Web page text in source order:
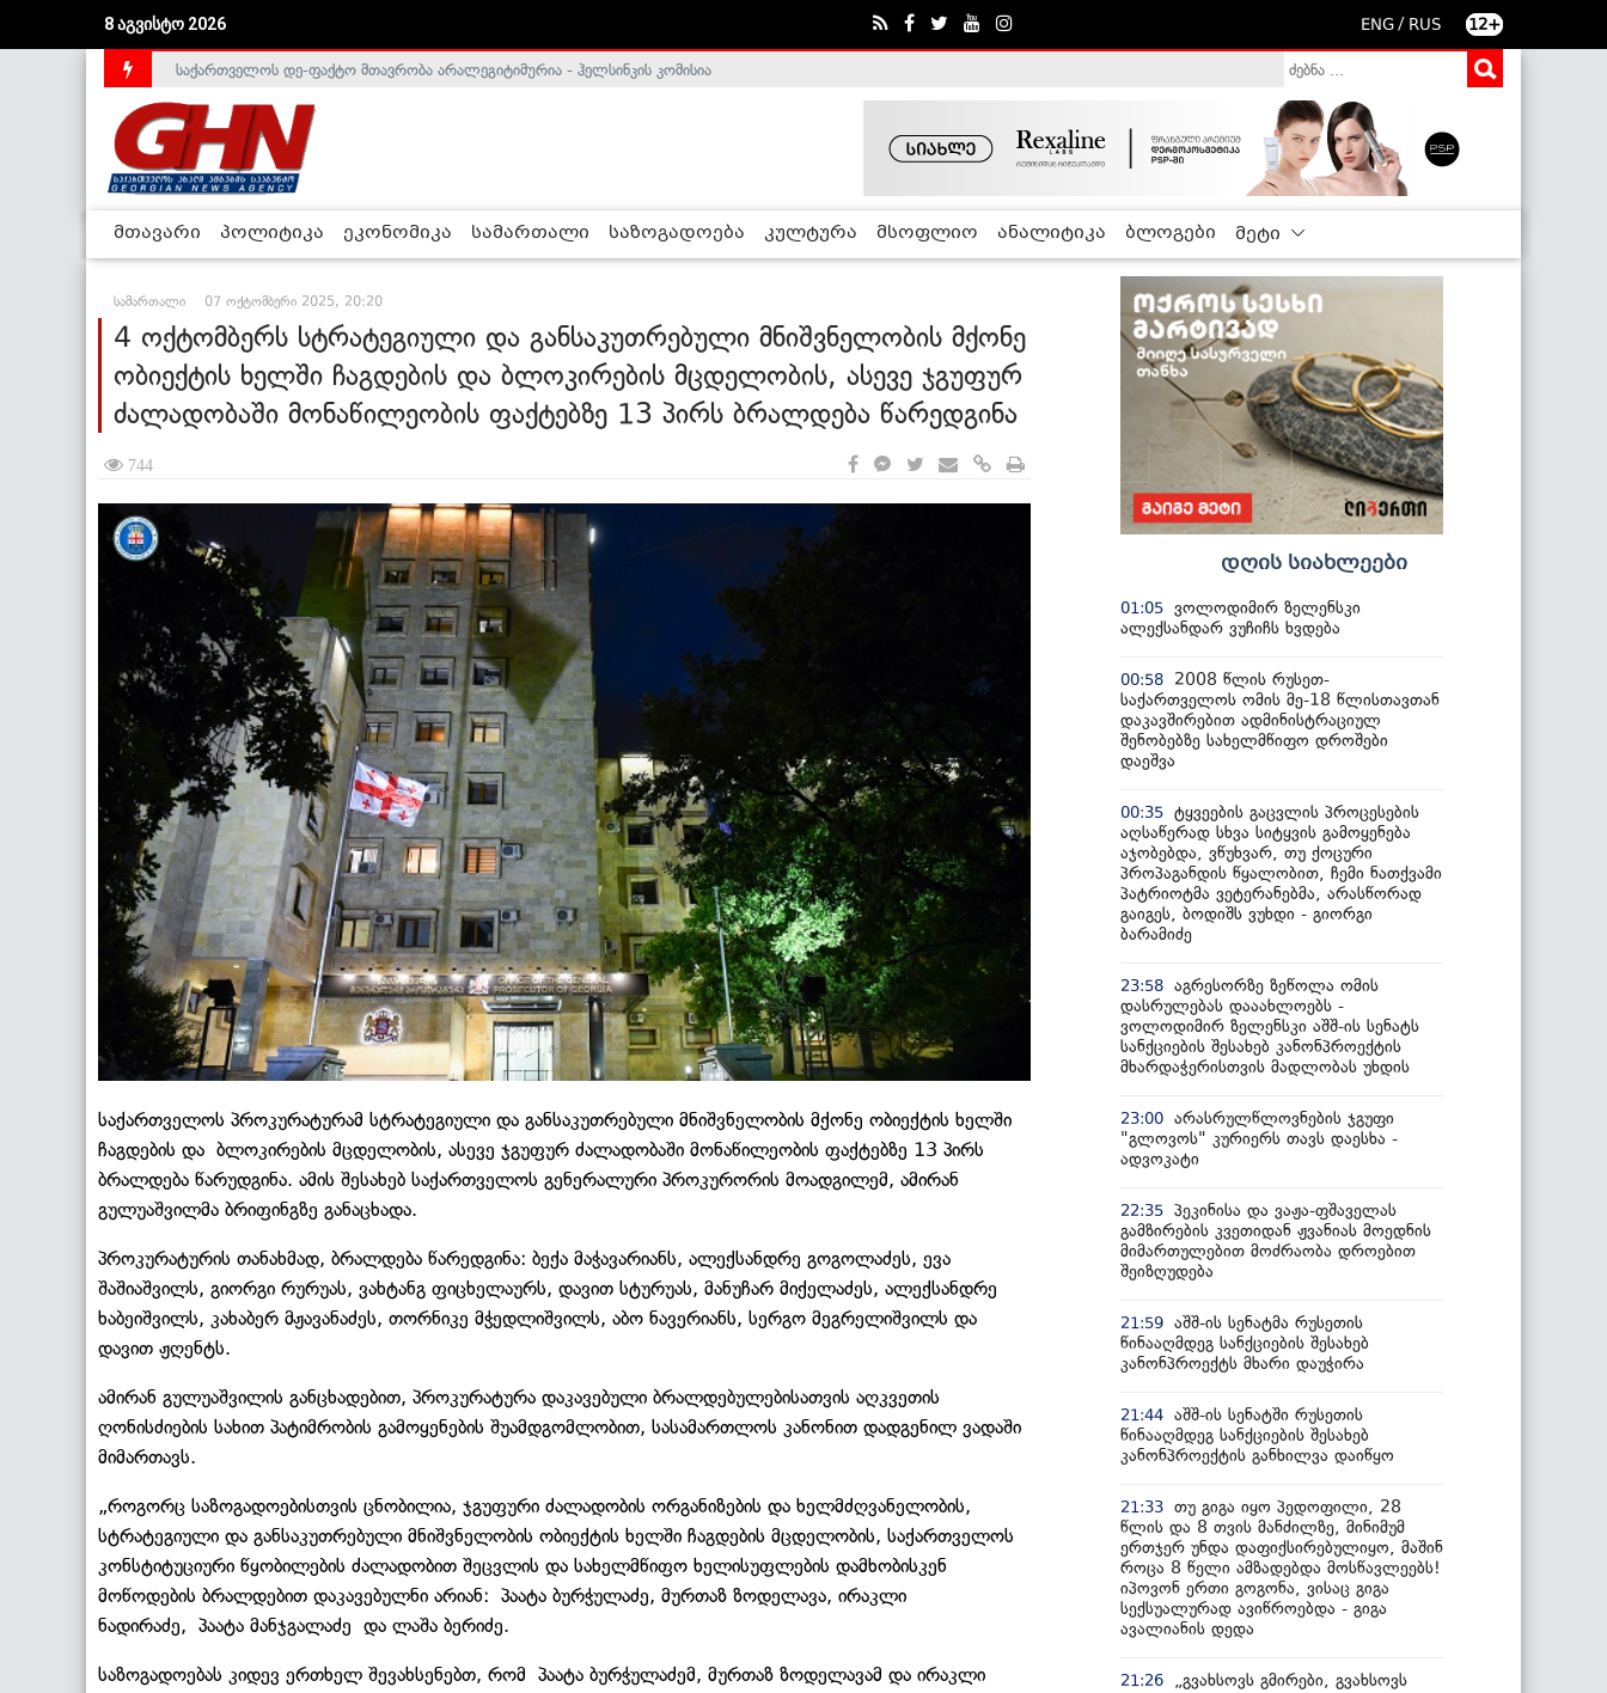
8 აგვისტო 2026 ENG / RUS 12+
საქართველოს დე-ფაქტო მთავრობა არალეგიტიმურია - ჰელსინკის კომისია
მთავარი პოლიტიკა ეკონომიკა სამართალი საზოგადოება კულტურა მსოფლიო ანალიტიკა ბლოგები მეტი
სამართალი 07 ოქტომბერი 2025, 20:20
4 ოქტომბერს სტრატეგიული და განსაკუთრებული მნიშვნელობის მქონე
ობიექტის ხელში ჩაგდების და ბლოკირების მცდელობის, ასევე ჯგუფურ
ძალადობაში მონაწილეობის ფაქტებზე 13 პირს ბრალდება წარედგინა
744
საქართველოს პროკურატურამ სტრატეგიული და განსაკუთრებული მნიშვნელობის მქონე ობიექტის ხელში
ჩაგდების და ბლოკირების მცდელობის, ასევე ჯგუფურ ძალადობაში მონაწილეობის ფაქტებზე 13 პირს
ბრალდება წარუდგინა. ამის შესახებ საქართველოს გენერალური პროკურორის მოადგილემ, ამირან
გულუაშვილმა ბრიფინგზე განაცხადა.
პროკურატურის თანახმად, ბრალდება წარედგინა: ბექა მაჭავარიანს, ალექსანდრე გოგოლაძეს, ევა
შაშიაშვილს, გიორგი რურუას, ვახტანგ ფიცხელაურს, დავით სტურუას, მანუჩარ მიქელაძეს, ალექსანდრე
ხაბეიშვილს, კახაბერ მჟავანაძეს, თორნიკე მჭედლიშვილს, აბო ნავერიანს, სერგო მეგრელიშვილს და
დავით ჟღენტს.
ამირან გულუაშვილის განცხადებით, პროკურატურა დაკავებული ბრალდებულებისათვის აღკვეთის
ღონისძიების სახით პატიმრობის გამოყენების შუამდგომლობით, სასამართლოს კანონით დადგენილ ვადაში
მიმართავს.
„როგორც საზოგადოებისთვის ცნობილია, ჯგუფური ძალადობის ორგანიზების და ხელმძღვანელობის,
სტრატეგიული და განსაკუთრებული მნიშვნელობის ობიექტის ხელში ჩაგდების მცდელობის, საქართველოს
კონსტიტუციური წყობილების ძალადობით შეცვლის და სახელმწიფო ხელისუფლების დამხობისკენ
მოწოდების ბრალდებით დაკავებულნი არიან: პაატა ბურჭულაძე, მურთაზ ზოდელავა, ირაკლი
ნადირაძე, პაატა მანჯგალაძე და ლაშა ბერიძე.
საზოგადოებას კიდევ ერთხელ შევახსენებთ, რომ პაატა ბურჭულაძემ, მურთაზ ზოდელავამ და ირაკლი
დღის სიახლეები
01:05 ვოლოდიმირ ზელენსკი
ალექსანდარ ვუჩიჩს ხვდება
00:58
2008 წლის რუსეთ-
საქართველოს ომის მე-18 წლისთავთან
დაკავშირებით ადმინისტრაციულ
შენობებზე სახელმწიფო დროშები
დაეშვა
00:35 ტყვეების გაცვლის პროცესების
აღსაწერად სხვა სიტყვის გამოყენება
აჯობებდა, ვწუხვარ, თუ ქოცური
პროპაგანდის წყალობით, ჩემი ნათქვამი
პატრიოტმა ვეტერანებმა, არასწორად
გაიგეს, ბოდიშს ვუხდი - გიორგი
ბარამიძე
23:58 აგრესორზე ზეწოლა ომის
დასრულებას დააახლოებს -
ვოლოდიმირ ზელენსკი აშშ-ის სენატს
სანქციების შესახებ კანონპროექტის
მხარდაჭერისთვის მადლობას უხდის
23:00 არასრულწლოვნების ჯგუფი
"გლოვოს" კურიერს თავს დაესხა -
ადვოკატი
22:35 პეკინისა და ვაჟა-ფშაველას
გამზირების კვეთიდან ჟვანიას მოედნის
მიმართულებით მოძრაობა დროებით
შეიზღუდება
21:59 აშშ-ის სენატმა რუსეთის
წინააღმდეგ სანქციების შესახებ
კანონპროექტს მხარი დაუჭირა
21:44 აშშ-ის სენატში რუსეთის
წინააღმდეგ სანქციების შესახებ
კანონპროექტის განხილვა დაიწყო
21:33 თუ გიგა იყო პედოფილი, 28
წლის და 8 თვის მანძილზე, მინიმუმ
ერთჯერ უნდა დაფიქსირებულიყო, მაშინ
როცა 8 წელი ამზადებდა მოსწავლეებს!
იპოვონ ერთი გოგონა, ვისაც გიგა
სექსუალურად ავიწროებდა - გიგა
ავალიანის დედა
21:26
„გვახსოვს გმირები, გვახსოვს